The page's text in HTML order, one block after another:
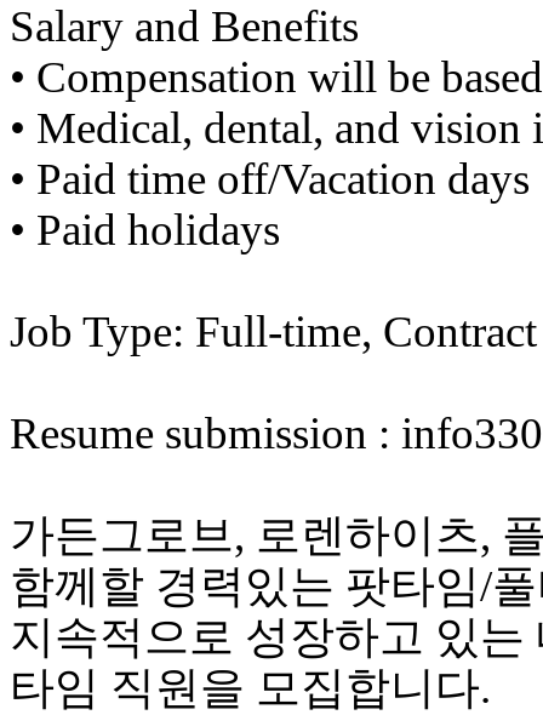
국
국
시
대
Salary and Benefits
•​ ​Compensation will be
•​ ​Medical, dental, and vision
•​ ​Paid time off/Vacation days
•​ ​Paid holidays
Job Type: Full-time, Contract
Resume submission :
가든그로브, 로렌하이츠,
함께할 경력있는 팟타임/
지속적으로 성장하고 있
타임 직원을 모집합니다.